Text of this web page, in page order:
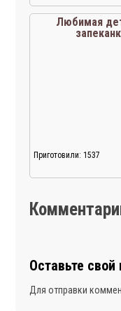
Любимая
Приготовили: 1537
Оставьте
Для отправки